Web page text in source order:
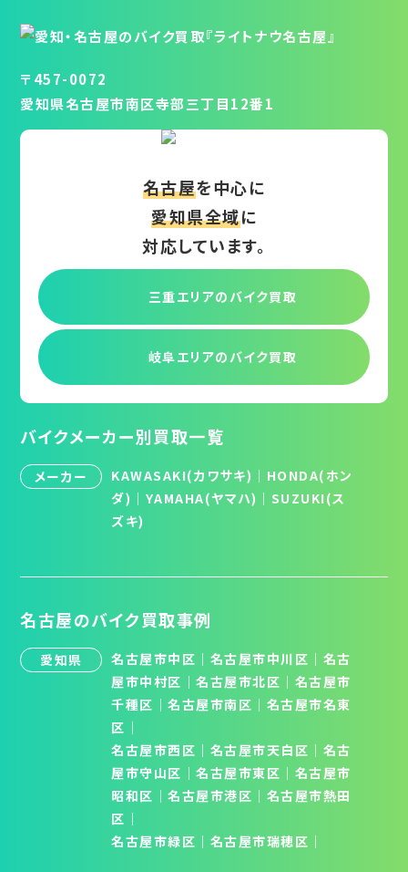
〒457-0072
愛知県名古屋市南区寺部三丁目12番1
名古屋を中心に
愛知県全域に
対応しています。
三重エリアのバイク買取
岐阜エリアのバイク買取
バイクメーカー別買取一覧
メーカー KAWASAKI(カワサキ) ｜ HONDA(ホン
ダ) ｜ YAMAHA(ヤマハ) ｜ SUZUKI(ス
ズキ)
名古屋のバイク買取事例
愛知県 名古屋市中区 ｜ 名古屋市中川区 ｜ 名古
屋市中村区 ｜名古屋市北区 │ 名古屋市
千種区 │名古屋市南区 │ 名古屋市名東
区 │
名古屋市西区 ｜ 名古屋市天白区 │ 名古
屋市守山区 │名古屋市東区 ｜ 名古屋市
昭和区 │名古屋市港区 ｜ 名古屋市熱田
区 ｜
名古屋市緑区 ｜ 名古屋市瑞穂区 ｜